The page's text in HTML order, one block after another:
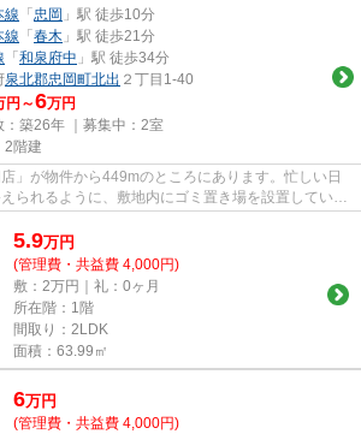
線 「 忠岡 」駅 徒歩10分
線 「 春木 」駅 徒歩21分
「 和泉府中 」駅 徒歩34分
泉北郡忠岡町北出 ２丁目1-40
円～6万円
：築26年 ｜募集中： 2室
2階建
」が物件から449mのところにあります。忙しい日
られるように、敷地内にゴミ置き場を設置していま
5.9万円
(管理費・共益費 4,000円)
敷：2万円｜礼：0ヶ月
所在階：1階
間取り：2LDK
面積：63.99㎡
6万円
(管理費・共益費 4,000円)